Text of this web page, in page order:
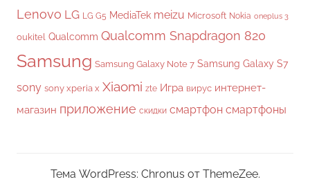
Lenovo LG LG G5 MediaTek meizu Microsoft Nokia oneplus 3
oukitel Qualcomm Qualcomm Snapdragon 820
Samsung Samsung Galaxy Note 7 Samsung Galaxy S7
sony sony xperia x Xiaomi zte Игра вирус интернет-
магазин приложение скидки смартфон смартфоны
Тема WordPress: Chronus от ThemeZee.